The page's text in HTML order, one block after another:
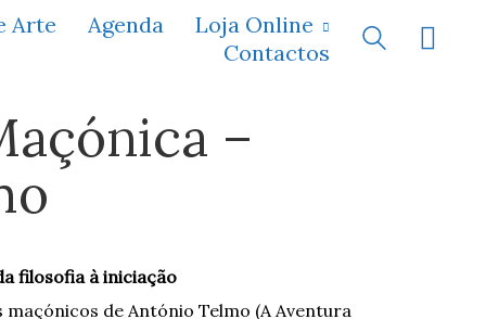
Arte Agenda
Loja Online
Contactos
–
filosofia à iniciação
de António Telmo (A Aventura